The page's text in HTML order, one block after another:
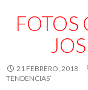
FOTOS
21 FEBRERO, 2018
TENDENCIAS’